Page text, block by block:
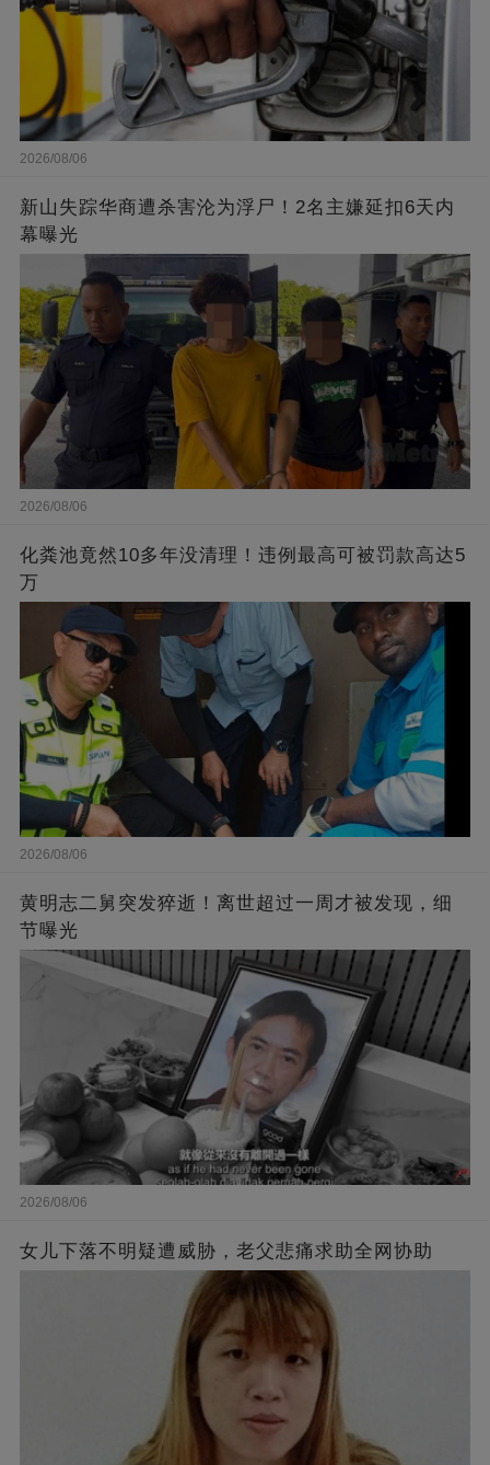
2026/08/06
新山失踪华商遭杀害沦为浮尸！2名主嫌延扣6天内
幕曝光
2026/08/06
化粪池竟然10多年没清理！违例最高可被罚款高达5
万
2026/08/06
黄明志二舅突发猝逝！离世超过一周才被发现，细
节曝光
2026/08/06
女儿下落不明疑遭威胁，老父悲痛求助全网协助